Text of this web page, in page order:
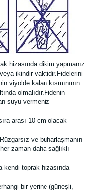
hizasında dikim yapmanız
ikindir vaktidir.Fidelerini
viyolde kalan kısmınının
olmalıdır.Fidenin
suyu vermeniz
arası 10 cm olacak
ve buharlaşmanın
zaman daha sağlıklı
kendi toprak hizasında
bir yerine (güneşli,